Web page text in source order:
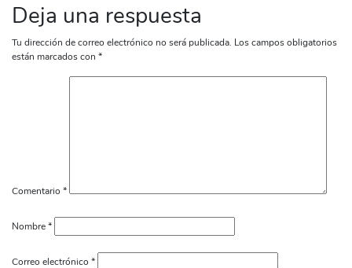
Deja una respuesta
Tu dirección de correo electrónico no será publicada. Los campos obligatorios
están marcados con *
Comentario *
Nombre*
Correo electrónico *